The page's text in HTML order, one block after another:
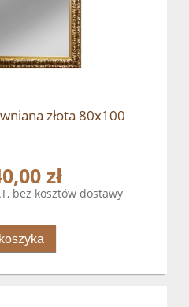
złota 80x100
zł
bez kosztów dostawy